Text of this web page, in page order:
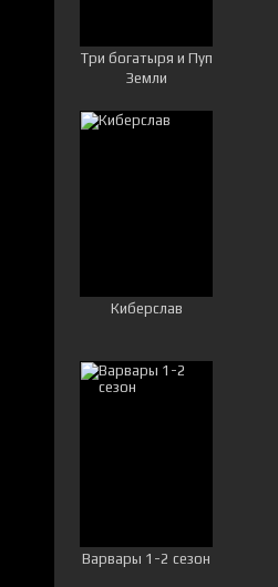
Три богатыря и Пуп
Земли
Киберслав
Варвары 1-2 сезон